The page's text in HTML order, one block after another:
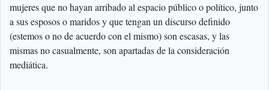
mujeres que no hayan arribado al espacio público o político, junto
a sus esposos o maridos y que tengan un discurso definido
(estemos o no de acuerdo con el mismo) son escasas, y las
mismas no casualmente, son apartadas de la consideración
mediática.